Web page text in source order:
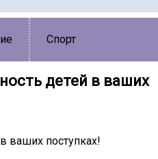
Спорт
детей в ваших
ваших поступках!